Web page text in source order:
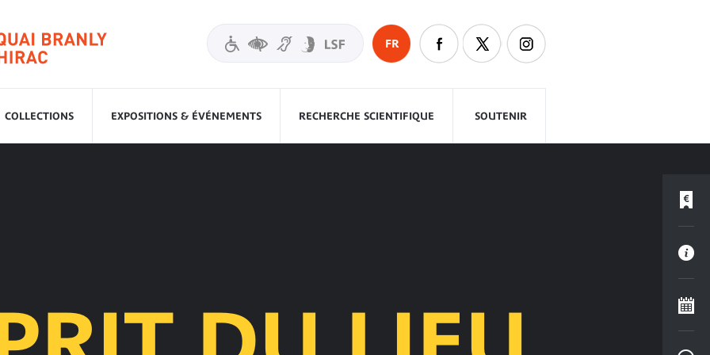
FR
COLLECTIONS EXPOSITIONS & ÉVÉNEMENTS RECHERCHE SCIENTIFIQUE SOUTENIR